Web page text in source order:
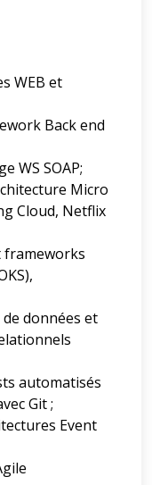
WEB et
Back end
WS SOAP;
Micro
Cloud, Netflix
frameworks
données et
automatisés
Git ;
Event